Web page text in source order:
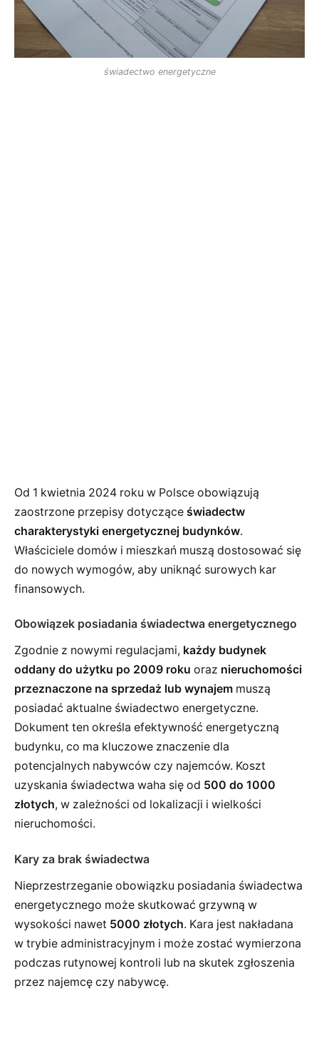
świadectwo energetyczne
Od 1 kwietnia 2024 roku w Polsce obowiązują
zaostrzone przepisy dotyczące świadectw
charakterystyki energetycznej budynków.
Właściciele domów i mieszkań muszą dostosować się
do nowych wymogów, aby uniknąć surowych kar
finansowych.
Obowiązek posiadania świadectwa energetycznego
Zgodnie z nowymi regulacjami, każdy budynek
oddany do użytku po 2009 roku oraz nieruchomości
przeznaczone na sprzedaż lub wynajem muszą
posiadać aktualne świadectwo energetyczne.
Dokument ten określa efektywność energetyczną
budynku, co ma kluczowe znaczenie dla
potencjalnych nabywców czy najemców. Koszt
uzyskania świadectwa waha się od 500 do 1000
złotych, w zależności od lokalizacji i wielkości
nieruchomości.
Kary za brak świadectwa
Nieprzestrzeganie obowiązku posiadania świadectwa
energetycznego może skutkować grzywną w
wysokości nawet 5000 złotych. Kara jest nakładana
w trybie administracyjnym i może zostać wymierzona
podczas rutynowej kontroli lub na skutek zgłoszenia
przez najemcę czy nabywcę.